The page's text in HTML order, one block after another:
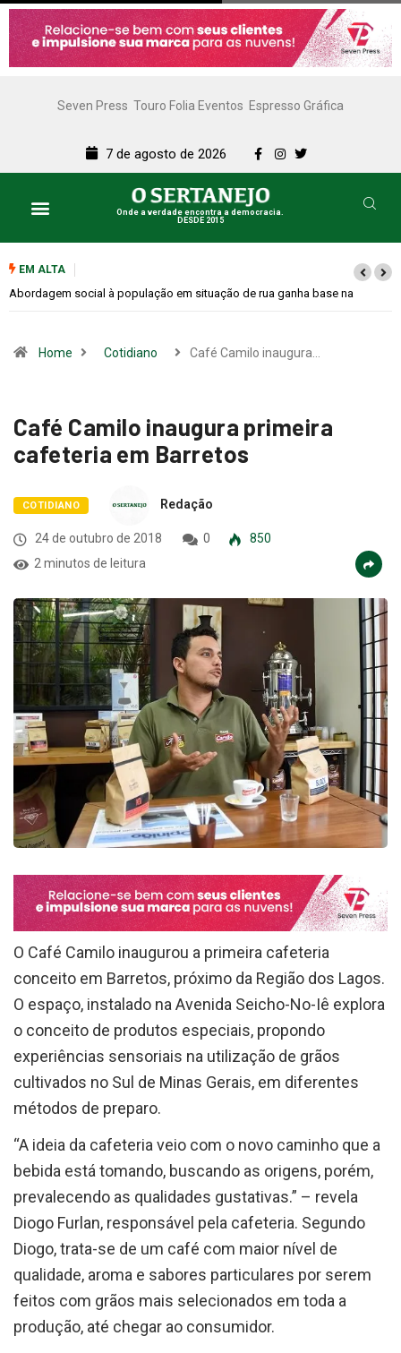
Seven Press Touro Folia Eventos Espresso Gráfica
7 de agosto de 2026
Onde a verdade encontra a democracia.
DESDE 2015
EM ALTA
Cemitérios terão horário especial e missas no Dia dos Pais
Home Cotidiano Café Camilo inaugura…
Café Camilo inaugura primeira
cafeteria em Barretos
COTIDIANO Redação
24 de outubro de 2018 0
850
2 minutos de leitura
O Café Camilo inaugurou a primeira cafeteria
conceito em Barretos, próximo da Região dos Lagos.
O espaço, instalado na Avenida Seicho-No-Iê explora
o conceito de produtos especiais, propondo
experiências sensoriais na utilização de grãos
cultivados no Sul de Minas Gerais, em diferentes
métodos de preparo.
“A ideia da cafeteria veio com o novo caminho que a
bebida está tomando, buscando as origens, porém,
prevalecendo as qualidades gustativas.” – revela
Diogo Furlan, responsável pela cafeteria. Segundo
Diogo, trata-se de um café com maior nível de
qualidade, aroma e sabores particulares por serem
feitos com grãos mais selecionados em toda a
produção, até chegar ao consumidor.